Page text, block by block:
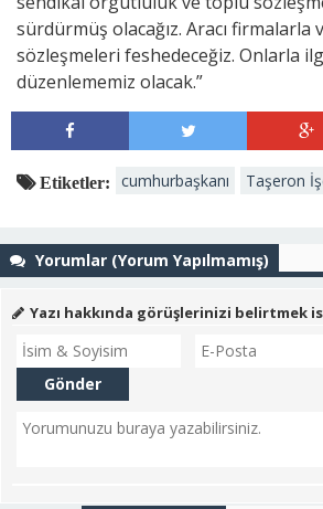
sürdürmüş olacağız. Aracı firmalarla
sözleşmeleri feshedeceğiz. Onlarla
düzenlememiz olacak.”
Etiketler: cumhurbaşkanı Taşeron
Yorumlar (Yorum Yapılmamış)
Yazı hakkında görüşlerinizi belirtmek